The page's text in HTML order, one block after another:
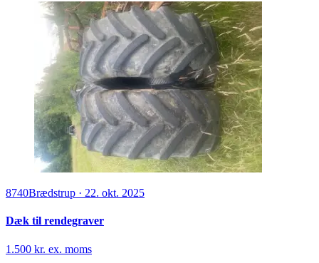
8740Brædstrup · 22. okt. 2025
Dæk til rendegraver
1.500 kr. ex. moms